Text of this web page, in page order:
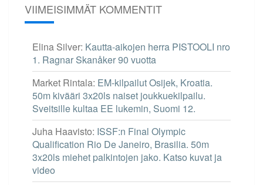
VIIMEISIMMÄT KOMMENTIT
Elina Silver: Kautta-aikojen herra PISTOOLI nro
1. Ragnar Skanåker 90 vuotta
Market Rintala: EM-kilpailut Osijek, Kroatia.
50m kivääri 3x20ls naiset joukkuekilpailu.
Sveitsille kultaa EE lukemin, Suomi 12.
Juha Haavisto: ISSF:n Final Olympic
Qualification Rio De Janeiro, Brasilia. 50m
3x20ls miehet palkintojen jako. Katso kuvat ja
video